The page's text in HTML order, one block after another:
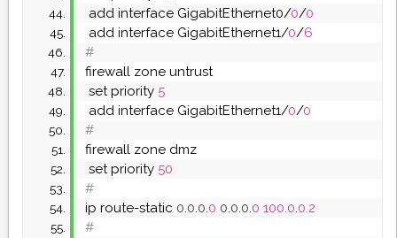
add interface GigabitEthernet0/0/0
add interface GigabitEthernet1/0/6
#
firewall zone untrust
set priority 5
add interface GigabitEthernet1/0/0
#
firewall zone dmz
set priority 50
#
ip route-static 0.0.0.0 0.0.0.0 100.0.0.2
#